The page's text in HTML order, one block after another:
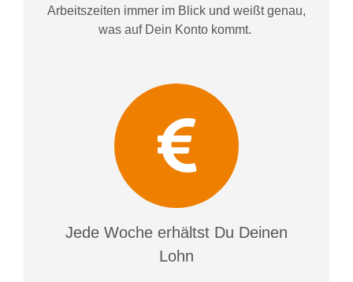
Arbeitszeiten immer im Blick und weißtgenau,
was auf Dein Konto kommt.
Jede Woche erhältst Du Deinen
Lohn